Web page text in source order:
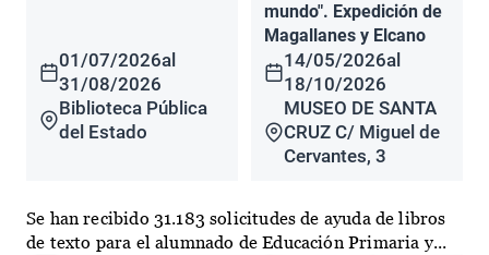
01/07/2026al
31/08/2026
Biblioteca Pública
del Estado
mundo". Expedición de
Magallanes y Elcano
14/05/2026al
18/10/2026
MUSEO DE SANTA
CRUZ C/ Miguel de
Cervantes, 3
Se han recibido 31.183 solicitudes de ayuda de libros
de texto para el alumnado de Educación Primaria y...